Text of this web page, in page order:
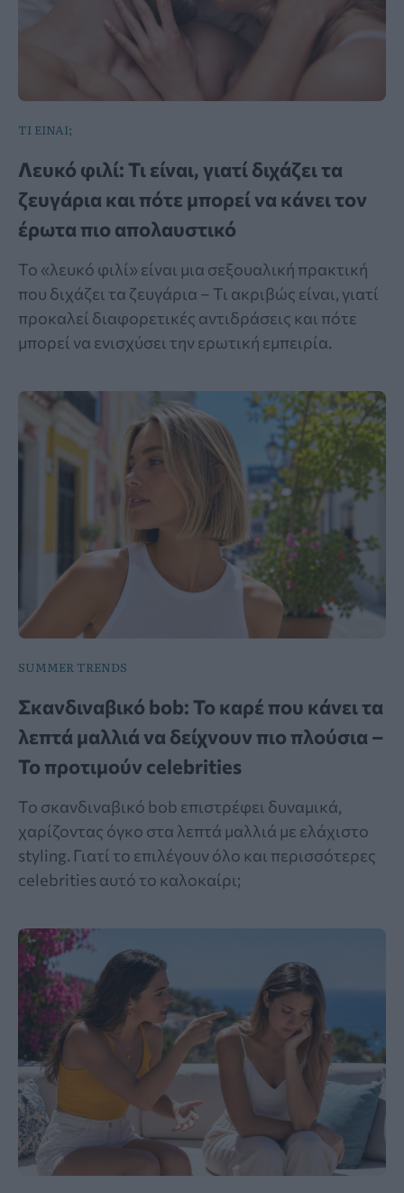
ΤΙ ΕΙΝΑΙ;
Λευκό φιλί: Τι είναι, γιατί διχάζει τα
ζευγάρια και πότε μπορεί να κάνει τον
έρωτα πιο απολαυστικό
Το «λευκό φιλί» είναι μια σεξουαλική πρακτική
που διχάζει τα ζευγάρια – Τι ακριβώς είναι, γιατί
προκαλεί διαφορετικές αντιδράσεις και πότε
μπορεί να ενισχύσει την ερωτική εμπειρία.
SUMMER TRENDS
Σκανδιναβικό bob: Το καρέ που κάνει τα
λεπτά μαλλιά να δείχνουν πιο πλούσια –
Το προτιμούν celebrities
Το σκανδιναβικό bob επιστρέφει δυναμικά,
χαρίζοντας όγκο στα λεπτά μαλλιά με ελάχιστο
styling. Γιατί το επιλέγουν όλο και περισσότερες
celebrities αυτό το καλοκαίρι;